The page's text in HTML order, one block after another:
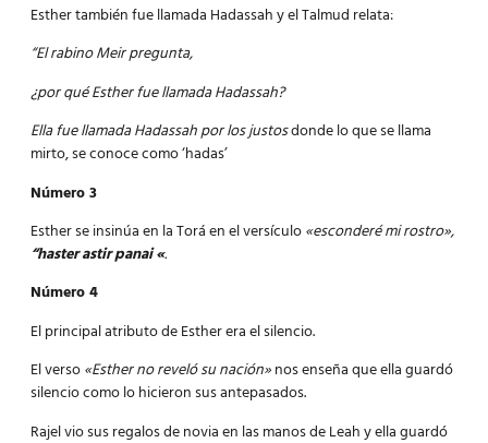
Esther también fue llamada Hadassah y el Talmud relata:
“El rabino Meir pregunta,
¿por qué Esther fue llamada Hadassah?
Ella fue llamada Hadassah por los justosdonde lo que se llama
mirto, se conoce como ‘hadas’
Número 3
Esther se insinúa en la Torá en el versículo«esconderé mi rostro»,
“haster astir panai «.
Número 4
El principal atributo de Esther era el silencio.
El verso«Esther no reveló su nación»nos enseña que ella guardó
silencio como lo hicieron sus antepasados.
Rajel vio sus regalos de novia en las manos de Leah y ella guardó